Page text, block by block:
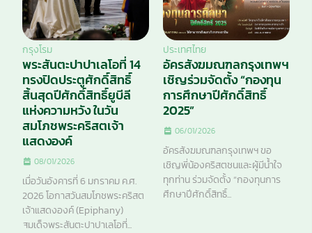
กรุงโรม
พระสันตะปาปาเลโอที่ 14
ทรงปิดประตูศักดิ์สิทธิ์
สิ้นสุดปีศักดิ์สิทธิ์ยูบีลี
แห่งความหวัง ในวัน
สมโภชพระคริสตเจ้า
แสดงองค์
08/01/2026
เมื่อวันอังคารที่ 6 มกราคม ค.ศ.
2026 โอกาสวันสมโภชพระคริสต
เจ้าแสดงองค์ (Epiphany)
สมเด็จพระสันตะปาปาเลโอที่...
ประเทศไทย
อัครสังฆมณฑลกรุงเทพฯ
เชิญร่วมจัดตั้ง “กองทุน
การศึกษาปีศักดิ์สิทธิ์
2025”
06/01/2026
อัครสังฆมณฑลกรุงเทพฯ ขอ
เชิญพี่น้องคริสตชนและผู้มีน้ำใจ
ทุกท่าน ร่วมจัดตั้ง “กองทุนการ
ศึกษาปีศักดิ์สิทธิ์...